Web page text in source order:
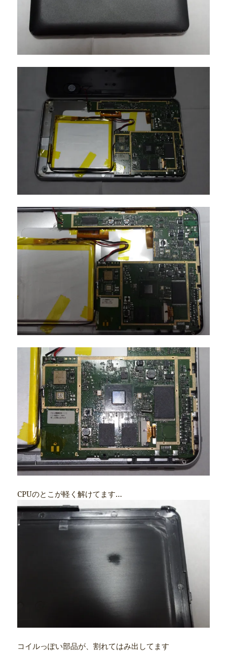
CPUのとこが軽く解けてます…
コイルっぽい部品が、割れてはみ出してます